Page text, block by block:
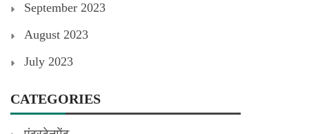
September 2023
August 2023
July 2023
CATEGORIES